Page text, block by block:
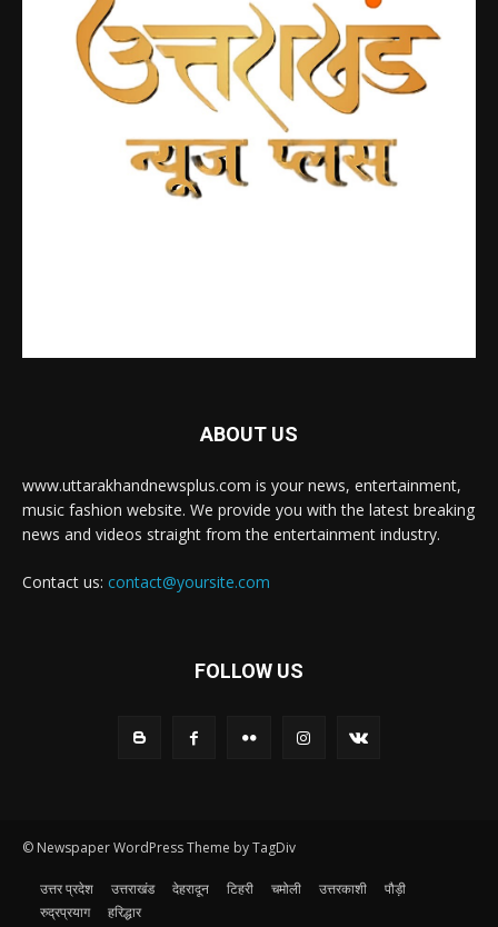
ABOUT US
www.uttarakhandnewsplus.com is your news, entertainment,
music fashion website. We provide you with the latest breaking
news and videos straight from the entertainment industry.
Contact us: contact@yoursite.com
FOLLOW US
© Newspaper WordPress Theme by TagDiv
उत्तर प्रदेश उत्तराखंड देहरादून टिहरी चमोली उत्तरकाशी
पौड़ी
रुद्रप्रयाग
हरिद्धार